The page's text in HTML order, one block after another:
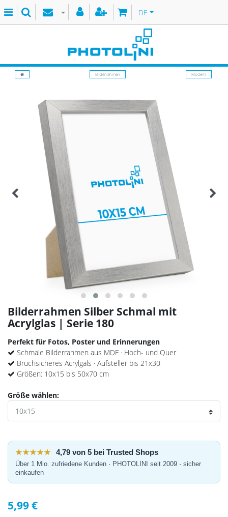
DE
Bilderrahmen Modern
Bilderrahmen Silber Schmal mit
Acrylglas | Serie 180
Perfekt für Fotos, Poster und Erinnerungen
Schmale Bilderrahmen aus MDF · Hoch- und Quer
Bruchsicheres Acrylgals · Aufsteller bis 21x30
Größen: 10x15 bis 50x70 cm
Größe wählen:
★★★★★ 4,79 von 5 bei Trusted Shops
Über 1 Mio. zufriedene Kunden · PHOTOLINI seit 2009 · sicher
einkaufen
5,99 €